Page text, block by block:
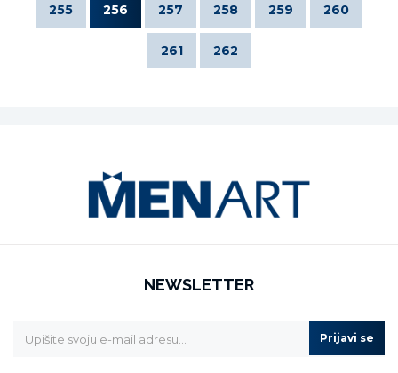
255 256 257 258 259 260
261 262
NEWSLETTER
Prijavi se